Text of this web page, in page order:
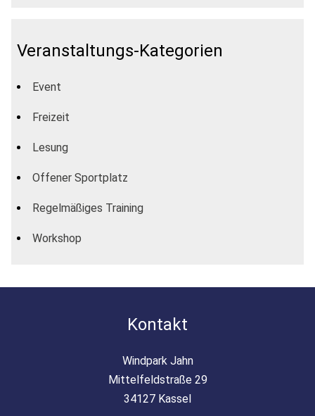
Veranstaltungs-Kategorien
Event
Freizeit
Lesung
Offener Sportplatz
Regelmäßiges Training
Workshop
Kontakt
Windpark Jahn
Mittelfeldstraße 29
34127 Kassel